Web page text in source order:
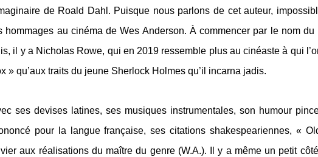
de Roald Dahl. Puisque nous parlons de cet auteur,
hommages au cinéma de Wes Anderson. À commencer par le nom du
il y a Nicholas Rowe, qui en 2019 ressemble plus au cinéaste à qui
» qu’aux traits du jeune Sherlock Holmes qu’il incarna jadis.
ses devises latines, ses musiques instrumentales, son humour
pour la langue française, ses citations shakespeariennes, «
aux réalisations du maître du genre (W.A.). Il y a même un petit